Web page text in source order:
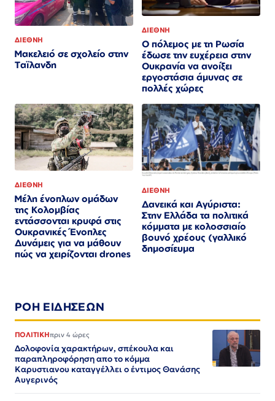
ΔΙΕΘΝΗ
Μακελειό σε σχολείο στην
Ταϊλανδη
ΔΙΕΘΝΗ
Ο πόλεμος με τη Ρωσία
έδωσε την ευχέρεια στην
Ουκρανία να ανοίξει
εργοστάσια άμυνας σε
πολλές χώρες
ΔΙΕΘΝΗ
Μέλη ένοπλων ομάδων
της Κολομβίας
εντάσσονται κρυφά στις
Ουκρανικές Ένοπλες
Δυνάμεις για να μάθουν
πώς να χειρίζονται drones
ΔΙΕΘΝΗ
Δανεικά και Αγύριστα:
Στην Ελλάδα τα πολιτικά
κόμματα με κολοσσιαίο
βουνό χρέους (γαλλικό
δημοσίευμα
ΡΟΗ ΕΙΔΗΣΕΩΝ
ΠΟΛΙΤΙΚΗπριν 4 ώρες
Δολοφονία χαρακτήρων, σπέκουλα και
παραπληροφόρηση απο το κόμμα
Καρυστιανου καταγγέλλει ο έντιμος Θανάσης
Αυγερινός